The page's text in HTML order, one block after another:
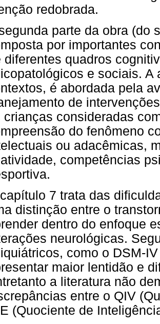
redobrada.
parte da obra (do
por importantes
diferentes quadros
e sociais. A
é abordada pela
de
crianças consideradas
do fenômeno
ou adacêmicas,
competências
7 trata das
distinção entre o
dentro do enfoque
neurológicas.
como o DSM-
maior lentidão e
a literatura não
entre o QIV
(Quociente de